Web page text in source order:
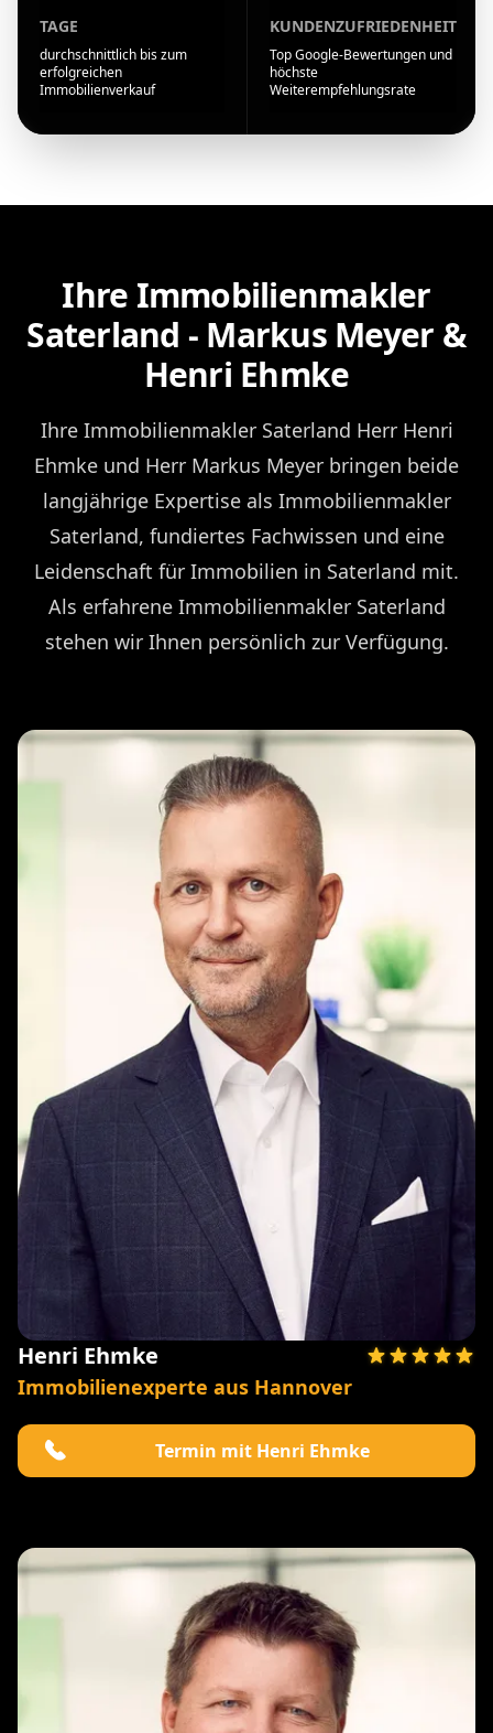
TAGE
durchschnittlich bis zum
erfolgreichen
Immobilienverkauf
KUNDENZUFRIEDENHEIT
Top Google-Bewertungen und
höchste
Weiterempfehlungsrate
Ihre Immobilienmakler
Saterland - Markus Meyer &
Henri Ehmke
Ihre Immobilienmakler Saterland Herr Henri
Ehmke und Herr Markus Meyer bringen beide
langjährige Expertise als Immobilienmakler
Saterland, fundiertes Fachwissen und eine
Leidenschaft für Immobilien in Saterland mit.
Als erfahrene Immobilienmakler Saterland
stehen wir Ihnen persönlich zur Verfügung.
Henri Ehmke
Immobilienexperte aus Hannover
Termin mit Henri Ehmke